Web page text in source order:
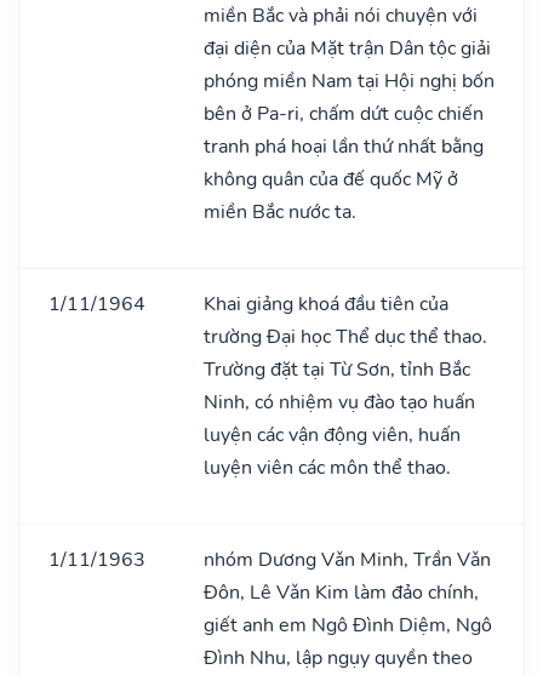
miền Bắc và phải nói chuyện với
đại diện của Mặt trận Dân tộc giải
phóng miền Nam tại Hội nghị bốn
bên ở Pa-ri, chấm dứt cuộc chiến
tranh phá hoại lần thứ nhất bằng
không quân của đế quốc Mỹ ở
miền Bắc nước ta.
1/11/1964
Khai giảng khoá đầu tiên của
trường Đại học Thể dục thể thao.
Trường đặt tại Từ Sơn, tỉnh Bắc
Ninh, có nhiệm vụ đào tạo huấn
luyện các vận động viên, huấn
luyện viên các môn thể thao.
1/11/1963
nhóm Dương Vǎn Minh, Trần Vǎn
Đôn, Lê Vǎn Kim làm đảo chính,
giết anh em Ngô Đình Diệm, Ngô
Đình Nhu, lập ngụy quyền theo